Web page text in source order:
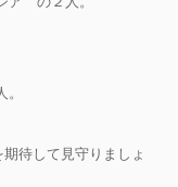
待して見守りましょ